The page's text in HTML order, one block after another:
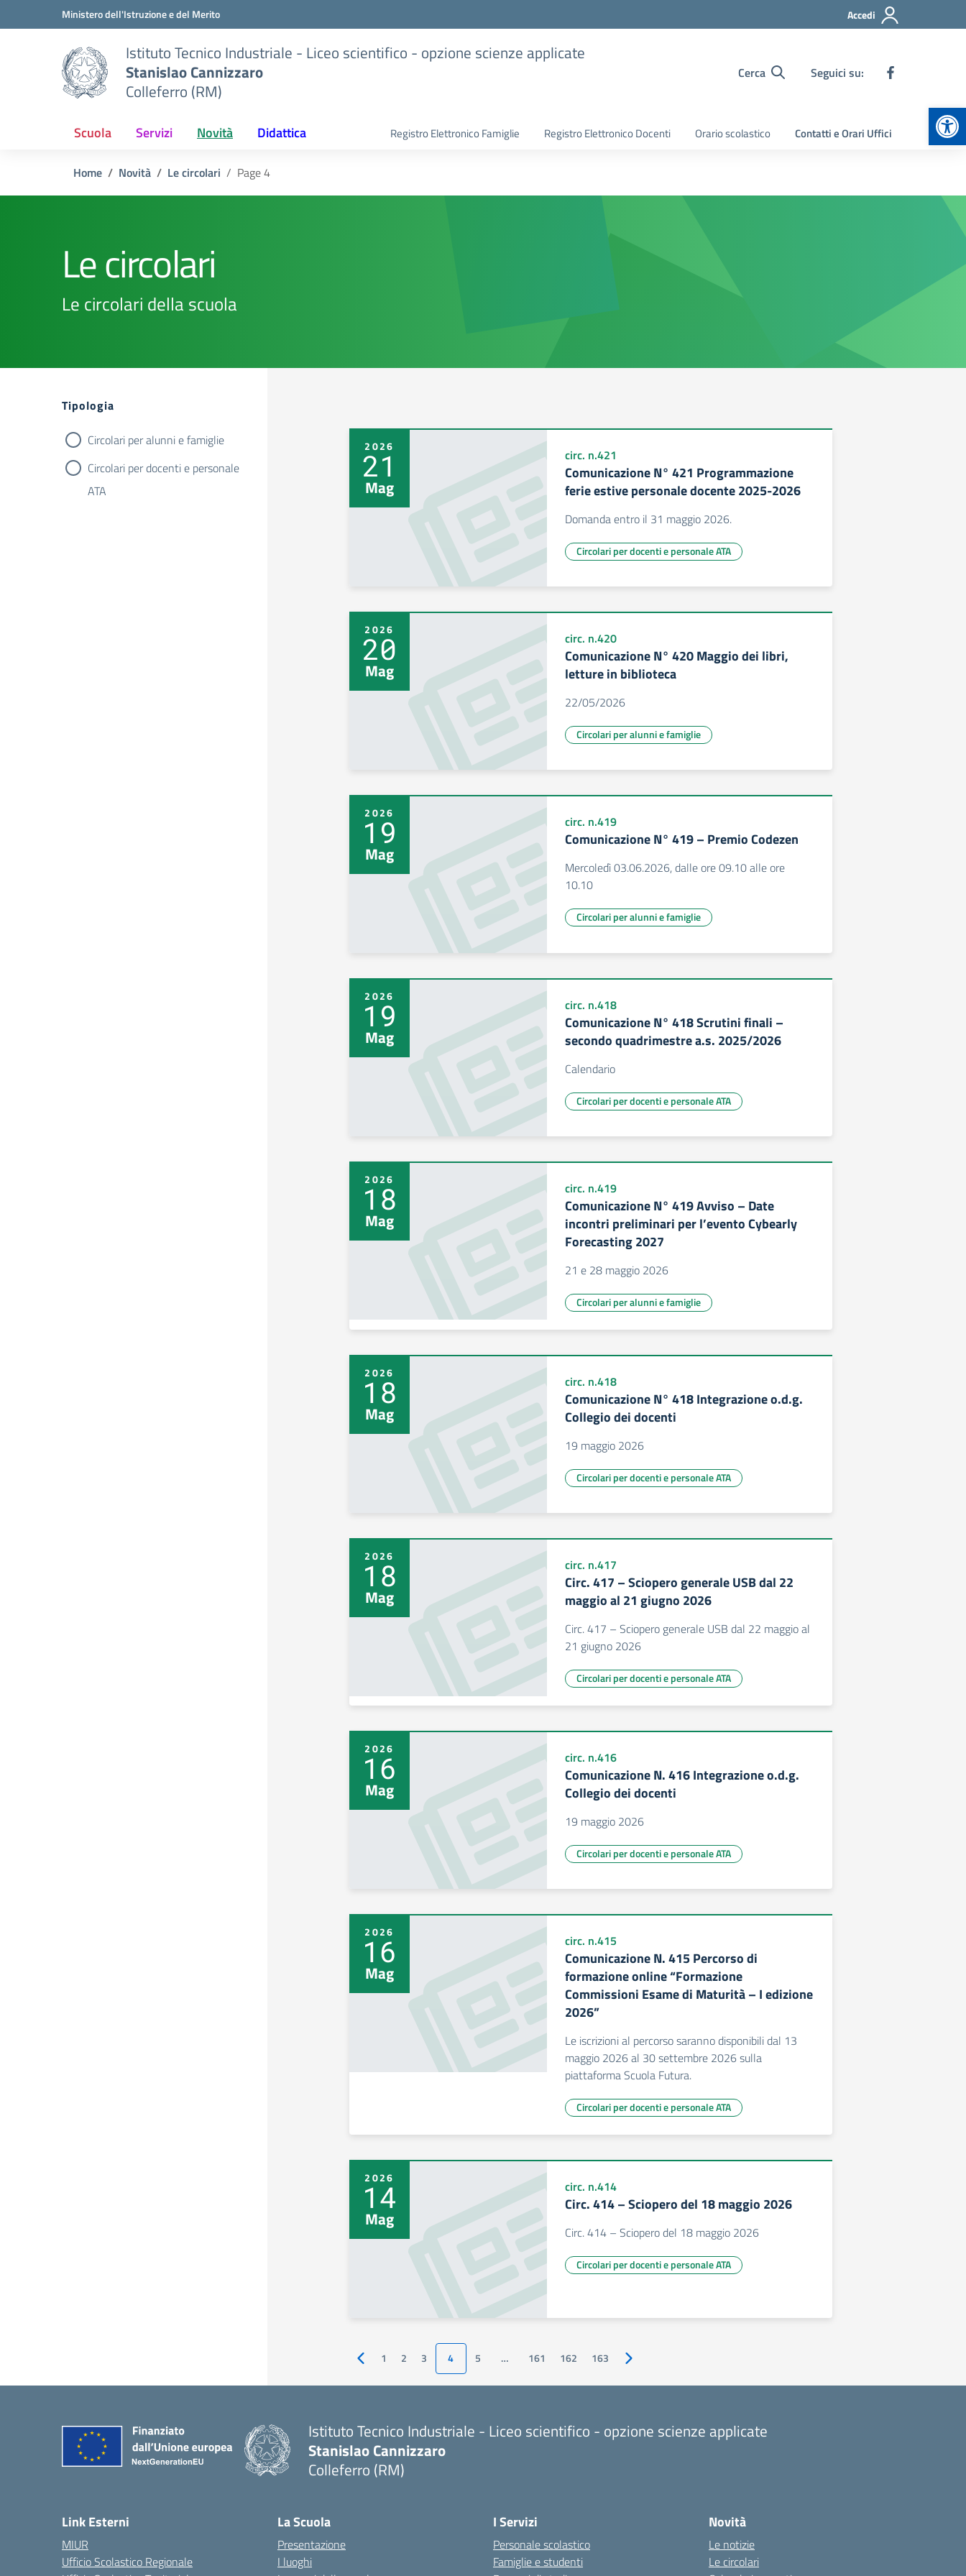
Vai ai contenuti
Vai al menu di navigazioneMinistero dell'Istruzione e del Merito Accedi
Istituto Tecnico Industriale - Liceo scientifico - opzione scienze applicate
Stanislao Cannizzaro
Colleferro (RM)
Cerca Seguici su:
Scuola Servizi Novità Didattica Registro Elettronico Famiglie Registro Elettronico Docenti Orario scolastico Contatti e Orari Uffici
Home Novità Le circolari Page 4
Le circolari
Le circolari della scuola
Filtri
Tipologia
Circolari per alunni e famiglie
Circolari per docenti e personale
ATA
2026
21
Mag
circ. n.421
Comunicazione N° 421 Programmazione
ferie estive personale docente 2025-2026
Domanda entro il 31 maggio 2026.
Circolari per docenti e personale ATA
2026
20
Mag
circ. n.420
Comunicazione N° 420 Maggio dei libri,
letture in biblioteca
22/05/2026
Circolari per alunni e famiglie
2026
19
Mag
circ. n.419
Comunicazione N° 419 – Premio Codezen
Mercoledì 03.06.2026, dalle ore 09.10 alle ore
10.10
Circolari per alunni e famiglie
2026
19
Mag
circ. n.418
Comunicazione N° 418 Scrutini finali –
secondo quadrimestre a.s. 2025/2026
Calendario
Circolari per docenti e personale ATA
2026
18
Mag
circ. n.419
Comunicazione N° 419 Avviso – Date
incontri preliminari per l’evento Cybearly
Forecasting 2027
21 e 28 maggio 2026
Circolari per alunni e famiglie
2026
18
Mag
circ. n.418
Comunicazione N° 418 Integrazione o.d.g.
Collegio dei docenti
19 maggio 2026
Circolari per docenti e personale ATA
2026
18
Mag
circ. n.417
Circ. 417 – Sciopero generale USB dal 22
maggio al 21 giugno 2026
Circ. 417 – Sciopero generale USB dal 22 maggio al
21 giugno 2026
Circolari per docenti e personale ATA
2026
16
Mag
circ. n.416
Comunicazione N. 416 Integrazione o.d.g.
Collegio dei docenti
19 maggio 2026
Circolari per docenti e personale ATA
2026
16
Mag
circ. n.415
Comunicazione N. 415 Percorso di
formazione online “Formazione
Commissioni Esame di Maturità – I edizione
2026”
Le iscrizioni al percorso saranno disponibili dal 13
maggio 2026 al 30 settembre 2026 sulla
piattaforma Scuola Futura.
Circolari per docenti e personale ATA
2026
14
Mag
circ. n.414
Circ. 414 – Sciopero del 18 maggio 2026
Circ. 414 – Sciopero del 18 maggio 2026
Circolari per docenti e personale ATA
Pagina precedente
1 2 3 4 5 … 161 162 163 Pagina successiva
Istituto Tecnico Industriale - Liceo scientifico - opzione scienze applicate
Stanislao Cannizzaro
Colleferro (RM)
Link Esterni
MIUR
Ufficio Scolastico Regionale
La Scuola
Presentazione
I luoghi
I Servizi
Personale scolastico
Famiglie e studenti
Novità
Le notizie
Le circolari